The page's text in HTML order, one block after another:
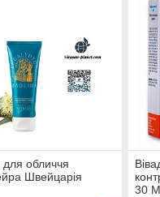
обличчя
Швейцарія
30